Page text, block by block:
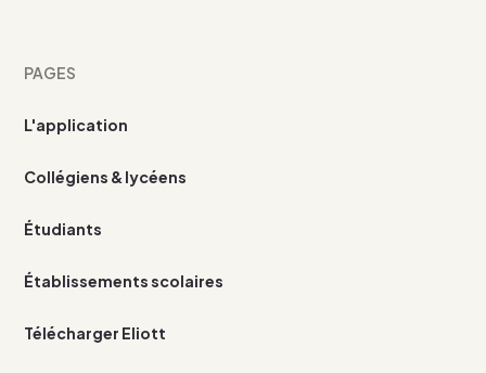
PAGES
L'application
Collégiens & lycéens
Étudiants
Établissements scolaires
Télécharger Eliott